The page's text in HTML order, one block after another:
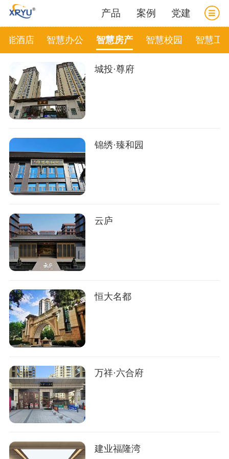
产品 案例 党建
能酒店 智慧办公 智慧房产 智慧校园 智慧工
城投·尊府
锦绣·臻和园
云庐
恒大名都
万祥·六合府
建业福隆湾